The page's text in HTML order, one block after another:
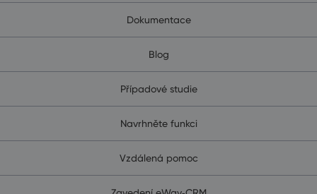
Dokumentace
Blog
Případové studie
Navrhněte funkci
Vzdálená pomoc